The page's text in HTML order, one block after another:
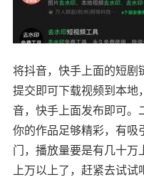
将抖音，快手上面的短剧
提交即可下载视频到本地
音，快手上面发布即可。
你的作品足够精彩，有吸
门，播放量要是有几十
上万以上了，赶紧去试试